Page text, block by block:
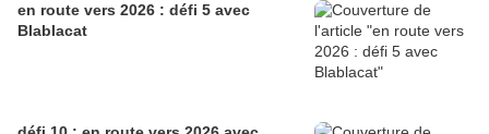
en route vers 2026 : défi 5 avec
Blablacat